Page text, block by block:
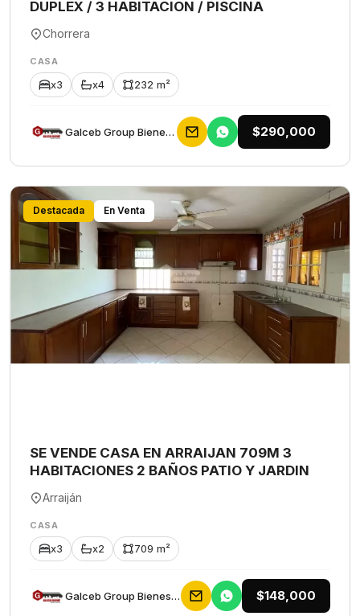
DUPLEX / 3 HABITACION / PISCINA
Chorrera
CASA
x3 x4 232 m²
Galceb Group Bienes Raices $290,000
Destacada En Venta
SE VENDE CASA EN ARRAIJAN 709M 3
HABITACIONES 2 BAÑOS PATIO Y JARDIN
Arraiján
CASA
x3 x2 709 m²
Galceb Group Bienes Raices $148,000